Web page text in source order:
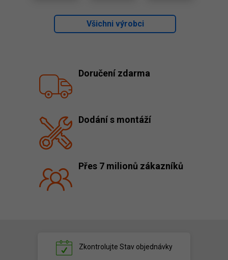
Všichni výrobci
Doručení zdarma
Dodání s montáží
Přes 7 milionů zákazníků
Zkontrolujte Stav objednávky